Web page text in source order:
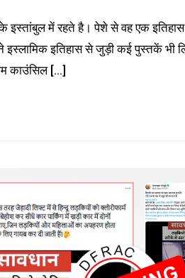
के इस्तांबुल में रहते है। पेशे से वह एक
इतिहास से जुड़ी कई पुस्तकें भी
काउंसिल […]